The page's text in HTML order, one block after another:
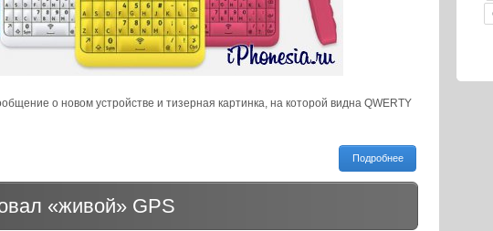
о новом устройстве и тизерная картинка, на которой видна QWERTY
Подробнее
«живой» GPS